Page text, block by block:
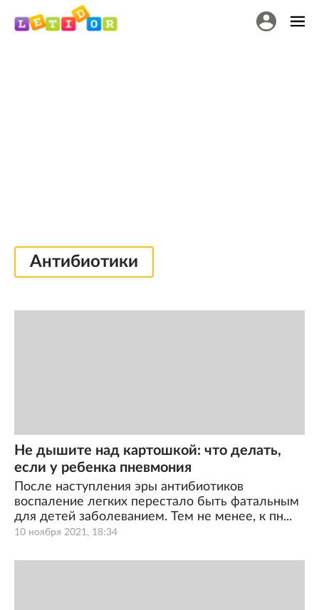
Антибиотики
10 ноября 2021, 18:34
Не дышите над картошкой: что делать,
если у ребенка пневмония
После наступления эры антибиотиков
воспаление легких перестало быть фатальным
для детей заболеванием. Тем не менее, к пн...